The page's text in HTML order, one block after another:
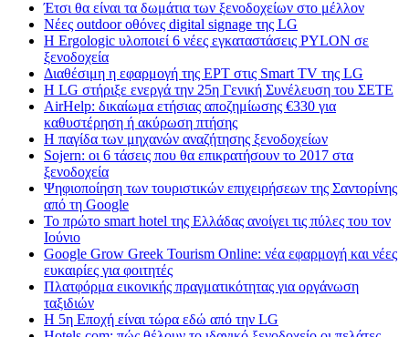
Έτσι θα είναι τα δωμάτια των ξενοδοχείων στο μέλλον
Nέες outdoor οθόνες digital signage της LG
Η Ergologic υλοποιεί 6 νέες εγκαταστάσεις PYLON σε
ξενοδοχεία
Διαθέσιμη η εφαρμογή της ΕΡΤ στις Smart TV της LG
Η LG στήριξε ενεργά την 25η Γενική Συνέλευση του ΣΕΤΕ
AirHelp: δικαίωμα ετήσιας αποζημίωσης €330 για
καθυστέρηση ή ακύρωση πτήσης
Η παγίδα των μηχανών αναζήτησης ξενοδοχείων
Sojern: οι 6 τάσεις που θα επικρατήσουν το 2017 στα
ξενοδοχεία
Ψηφιοποίηση των τουριστικών επιχειρήσεων της Σαντορίνης
από τη Google
Το πρώτο smart hotel της Ελλάδας ανοίγει τις πύλες του τον
Ιούνιο
Google Grow Greek Tourism Online: νέα εφαρμογή και νέες
ευκαιρίες για φοιτητές
Πλατφόρμα εικονικής πραγματικότητας για οργάνωση
ταξιδιών
Η 5η Εποχή είναι τώρα εδώ από την LG